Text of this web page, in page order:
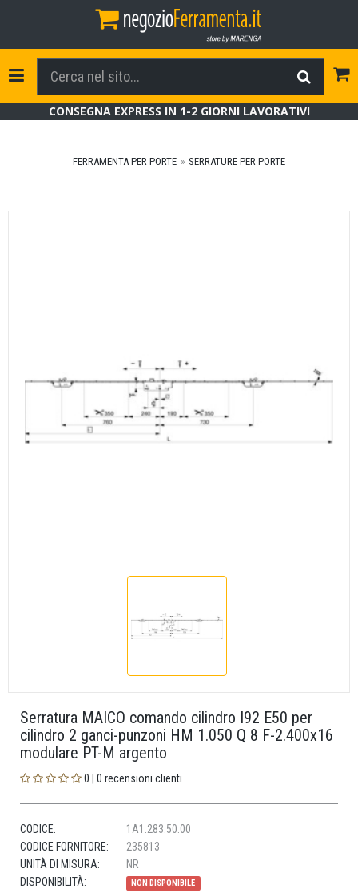
Toggle Navigation
CONSEGNA EXPRESS IN 1-2 GIORNI LAVORATIVI
FERRAMENTA PER PORTE SERRATURE PER PORTE
Serratura MAICO comando cilindro I92 E50 per
cilindro 2 ganci-punzoni HM 1.050 Q 8 F-2.400x16
modulare PT-M argento
0 | 0 recensioni clienti
CODICE:
1A1.283.50.00
CODICE FORNITORE:
235813
UNITÀ DI MISURA:
NR
DISPONIBILITÀ:
NON DISPONIBILE